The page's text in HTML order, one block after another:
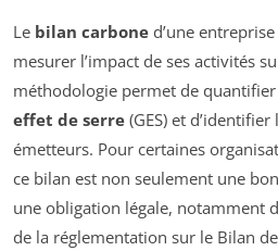
Le bilan carbone d’une
mesurer l’impact de ses activités
méthodologie permet de
effet de serre (GES) et
émetteurs. Pour certaines
ce bilan est non seulement une
une obligation légale, notamment
de la réglementation sur le Bilan